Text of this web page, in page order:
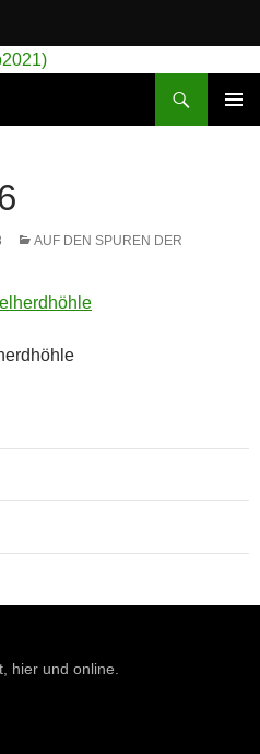
AUF DEN SPUREN DER
hier und online.